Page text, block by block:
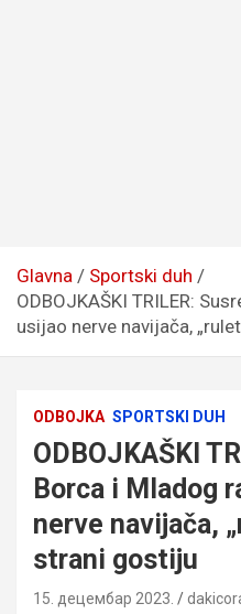
Glavna
Sportski duh
ODBOJKAŠKI TRILER:
usijao nerve navijača,
ODBOJKA SPORTSKI DUH
ODBOJKAŠKI
Borca i Mladog
nerve navijača,
strani gostiju
15. децембар 2023.